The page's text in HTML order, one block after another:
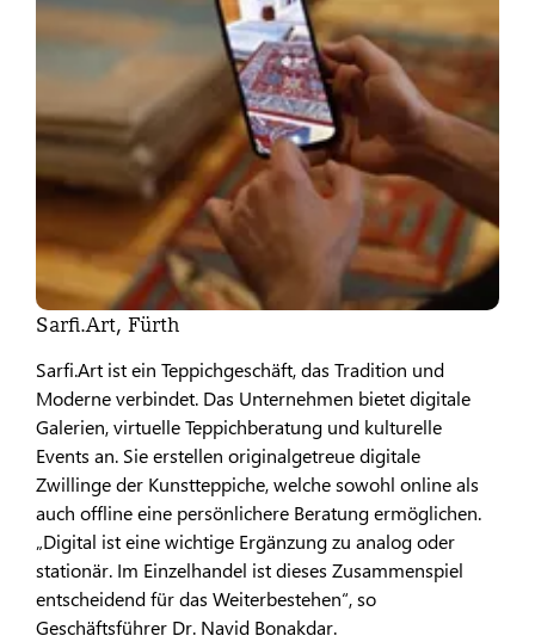
Sarfi.Art, Fürth
Sarfi.Art ist ein Teppichgeschäft, das Tradition und
Moderne verbindet. Das Unternehmen bietet digitale
Galerien, virtuelle Teppichberatung und kulturelle
Events an. Sie erstellen originalgetreue digitale
Zwillinge der Kunstteppiche, welche sowohl online als
auch offline eine persönlichere Beratung ermöglichen.
„Digital ist eine wichtige Ergänzung zu analog oder
stationär. Im Einzelhandel ist dieses Zusammenspiel
entscheidend für das Weiterbestehen“, so
Geschäftsführer Dr. Navid Bonakdar.